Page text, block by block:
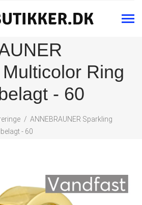
Ring
- 60
ANNEBRAUNER Sparkling
- 60